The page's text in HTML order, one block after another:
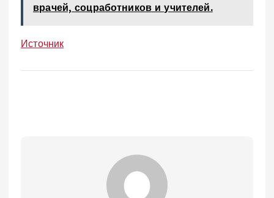
врачей, соцработников и учителей.
Источник